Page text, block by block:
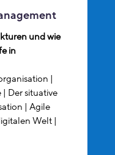
und wie
in
|
Der situative
| Agile
Welt |